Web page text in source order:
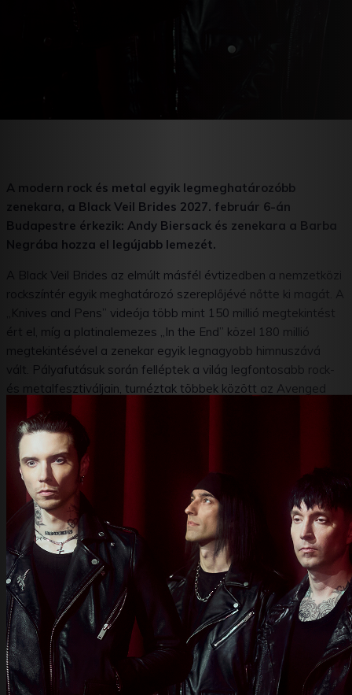
A modern rock és metal egyik legmeghatározóbb
zenekara, a Black Veil Brides 2027. február 6-án
Budapestre érkezik: Andy Biersack és zenekara a Barba
Negrába hozza el legújabb lemezét.
A Black Veil Brides az elmúlt másfél évtizedben a nemzetközi
rockszíntér egyik meghatározó szereplőjévé nőtte ki magát. A
„Knives and Pens” videója több mint 150 millió megtekintést
ért el, míg a platinalemezes „In the End” közel 180 millió
megtekintésével a zenekar egyik legnagyobb himnuszává
vált. Pályafutásuk során felléptek a világ legfontosabb rock-
és metalfesztiváljain, turnéztak többek között az Avenged
sikeres koncertkörutakat tudhatnak maguk mögött, mint a
Trinity Of Terror Tour.
A jelenlegi felállásban Andy Biersack énekes mellett Jake
Pitts és Jinxx gitárosok, Christian Coma dobos, valamint Lonny
Eagleton basszusgitáros alkotják a zenekart. Az elmúlt
években teltházas koncerteket adtak szerte a világon,
miközben a „Bleeders” című daluk az Active Rock rádiós lista
Top 10-es mezőnyébe került, és hosszú hónapokon át
szerepelt a YouTube Hard Rock & Metal toplistáján.
Most a legfrissebb turnéjukkal érkeznek Budapestre, ami a
zenekar hetedik stúdióalbuma, a VINDICATE megjelenését
ünnepli. Az idén májusban megjelent lemez a hit, az
önigazolás és a bosszú témáit járja körül, miközben összegzi
mindazt az érzelmi és zenei örökséget, amely a Black Veil